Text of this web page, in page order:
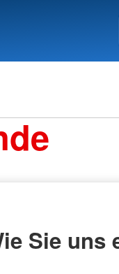
Sie uns